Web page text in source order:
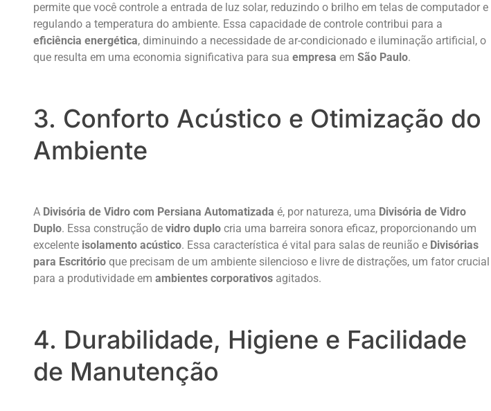
permite que você controle a entrada de luz solar, reduzindo o brilho em telas de computador e
regulando a temperatura do ambiente. Essa capacidade de controle contribui para a
eficiência energética, diminuindo a necessidade de ar-condicionado e iluminação artificial, o
que resulta em uma economia significativa para sua empresa em São Paulo.
3. Conforto Acústico e Otimização do
Ambiente
A Divisória de Vidro com Persiana Automatizada é, por natureza, uma Divisória de Vidro
Duplo. Essa construção de vidro duplo cria uma barreira sonora eficaz, proporcionando um
excelente isolamento acústico. Essa característica é vital para salas de reunião e Divisórias
para Escritório que precisam de um ambiente silencioso e livre de distrações, um fator crucial
para a produtividade em ambientes corporativos agitados.
4. Durabilidade, Higiene e Facilidade
de Manutenção